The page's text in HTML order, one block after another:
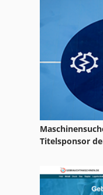
Strahlkessel
Tuschierlineal
Titelsponsor